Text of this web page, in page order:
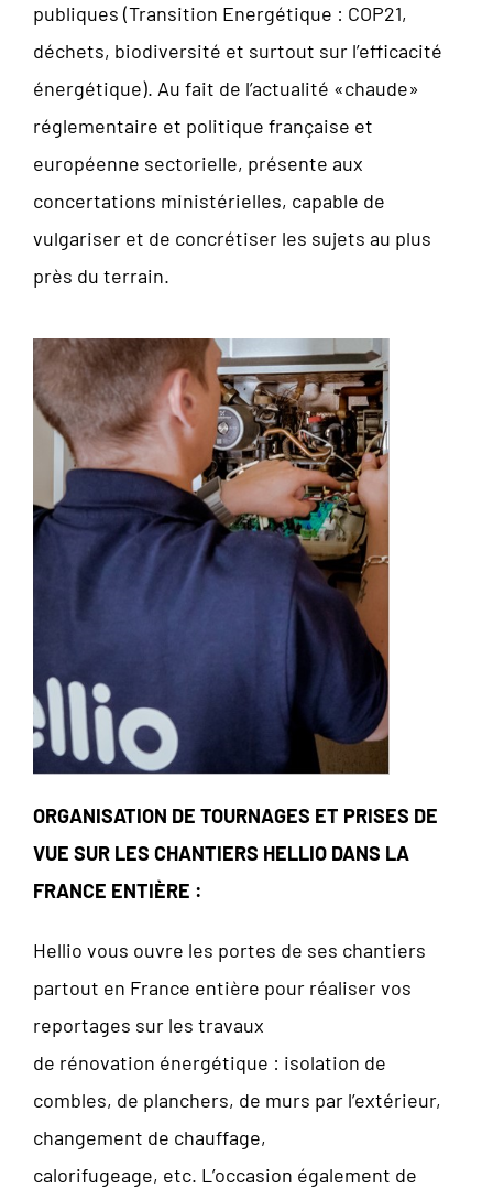
publiques (Transition Energétique : COP21,
déchets, biodiversité et surtout sur l’efficacité
énergétique). Au fait de l’actualité «chaude»
réglementaire et politique française et
européenne sectorielle, présente aux
concertations ministérielles, capable de
vulgariser et de concrétiser les sujets au plus
près du terrain.
ORGANISATION DE TOURNAGES ET PRISES DE
VUE SUR LES CHANTIERS HELLIO DANS LA
FRANCE ENTIÈRE :
Hellio vous ouvre les portes de ses chantiers
partout en France entière pour réaliser vos
reportages sur les travaux
de rénovation énergétique : isolation de
combles, de planchers, de murs par l’extérieur,
changement de chauffage,
calorifugeage, etc. L’occasion également de